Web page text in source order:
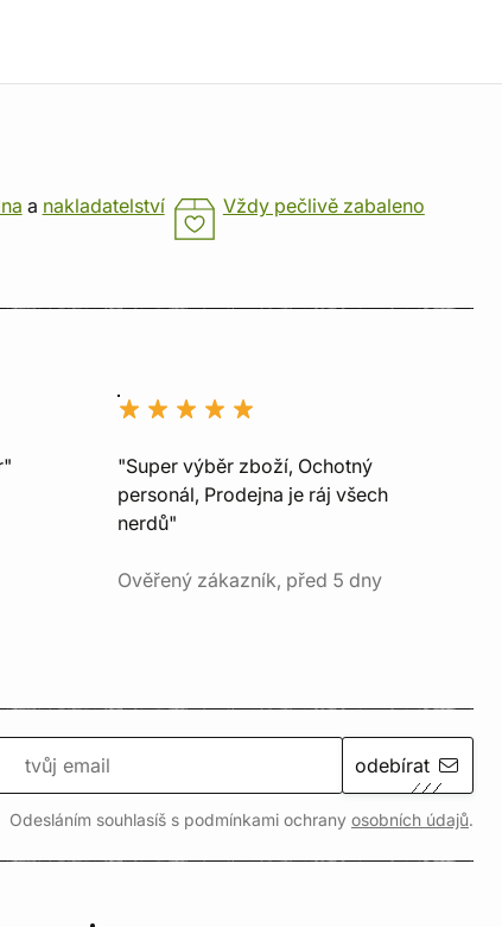
a nakladatelství Vždy pečlivě zabaleno
"Super výběr zboží, Ochotný
personál, Prodejna je ráj všech
nerdů"
Ověřený zákazník, před 5 dny
odebírat
Odesláním souhlasíš s podmínkami ochrany osobních údajů.